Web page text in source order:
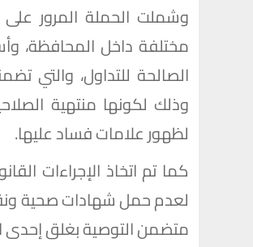
الصالحة للتداول، والتي
وذلك لكونها منتهية
لظهور علامات فساد عليها.
لعدم حمل شهادات صحية
متضمن التوصية بغلق إحدى